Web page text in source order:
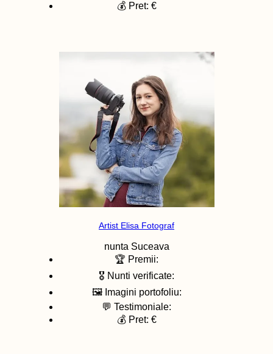
💰 Pret: €
Artist Elisa Fotograf
nunta Suceava
🏆 Premii:
🎖️ Nunti verificate:
🖼️ Imagini portofoliu:
💬 Testimoniale:
💰 Pret: €